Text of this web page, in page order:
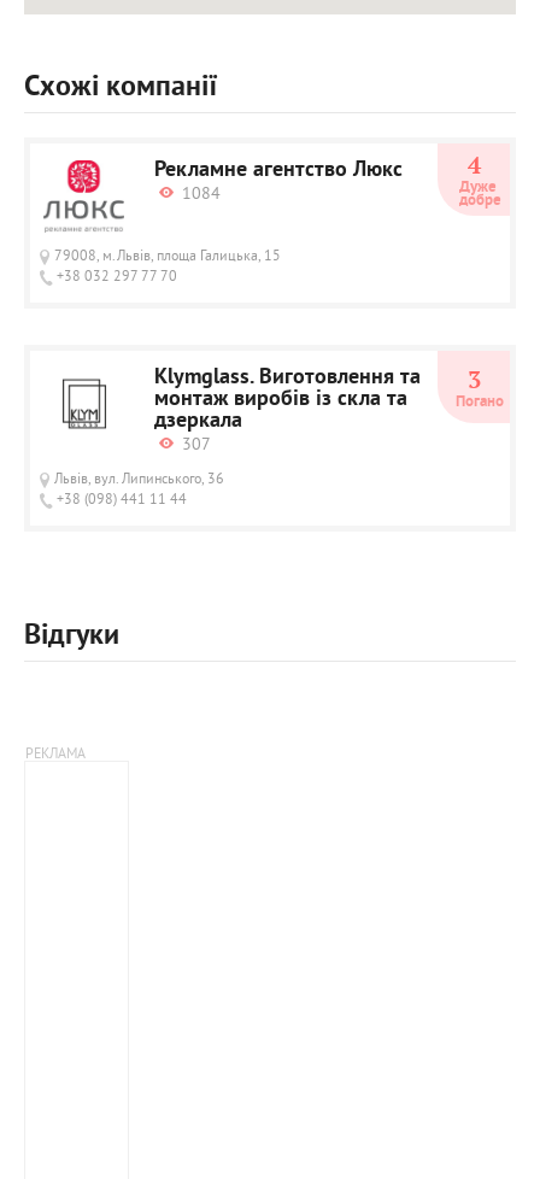
Схожі компанії
Рекламне агентство Люкс
1084
79008, м.Львів, площа Галицька, 15
+38 032 297 77 70
4
Дуже
добре
Klymglass. Виготовлення та
монтаж виробів із скла та
дзеркала
307
Львів, вул. Липинського, 36
+38 (098) 441 11 44
3
Погано
Відгуки